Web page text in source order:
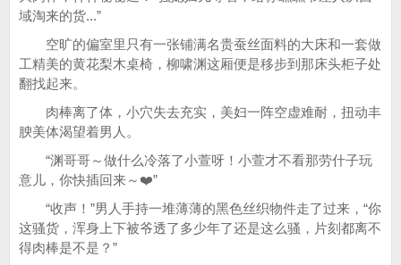
域淘来的货...”
空旷的偏室里只有一张铺满名贵蚕丝面料的大床和一套做
工精美的黄花梨木桌椅，柳啸渊这厢便是移步到那床头柜子处
翻找起来。
肉棒离了体，小穴失去充实，美妇一阵空虚难耐，扭动丰
腴美体渴望着男人。
“渊哥哥～做什么冷落了小萱呀！小萱才不看那劳什子玩
意儿，你快插回来～❤️”
“收声！”男人手持一堆薄薄的黑色丝织物件走了过来，“你
这骚货，浑身上下被爷透了多少年了还是这么骚，片刻都离不
得肉棒是不是？”